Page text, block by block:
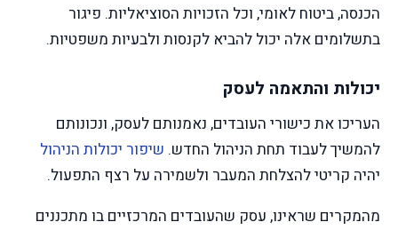
הכנסה, ביטוח לאומי, וכל הזכויות הסוציאליות. פיגור
בתשלומים אלה יכול להביא לקנסות ולבעיות משפטיות.
יכולות והתאמה לעסק
העריכו את כישורי העובדים, נאמנותם לעסק, ונכונותם
להמשיך לעבוד תחת הניהול החדש. שיפור יכולות הניהול
יהיה קריטי להצלחת המעבר ולשמירה על רצף התפעול.
מהמקרים שראינו, עסק שהעובדים המרכזיים בו מתכננים